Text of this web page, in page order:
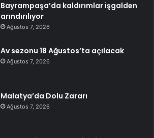
Bayrampaşa’da kaldırımlar işgalden
arındırılıyor
Ağustos 7, 2026
Av sezonu 18 Ağustos’ta açılacak
Ağustos 7, 2026
Malatya’da Dolu Zararı
Ağustos 7, 2026